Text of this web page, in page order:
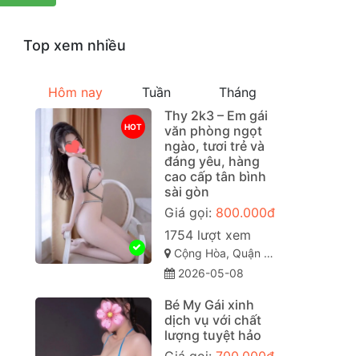
Top xem nhiều
Hôm nay Tuần Tháng
HOT
Thy 2k3 – Em gái
văn phòng ngọt
ngào, tươi trẻ và
đáng yêu, hàng
cao cấp tân bình
sài gòn
Giá gọi: 800.000đ
1754 lượt xem
Cộng Hòa, Quận Tân Bình Sài Gòn ( TP. Hồ Chí Minh )
2026-05-08
Bé My Gái xinh
dịch vụ với chất
lượng tuyệt hảo